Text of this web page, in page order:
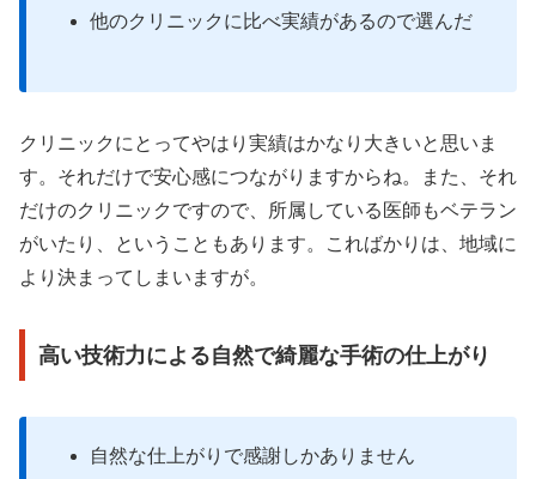
他のクリニックに比べ実績があるので選んだ
クリニックにとってやはり実績はかなり大きいと思いま
す。それだけで安心感につながりますからね。また、それ
だけのクリニックですので、所属している医師もベテラン
がいたり、ということもあります。こればかりは、地域に
より決まってしまいますが。
高い技術力による自然で綺麗な手術の仕上がり
自然な仕上がりで感謝しかありません